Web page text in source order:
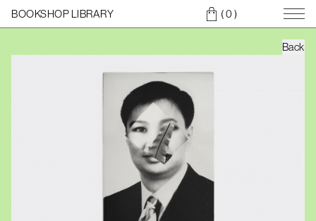
BOOKSHOP LIBRARY ( 0)
Back